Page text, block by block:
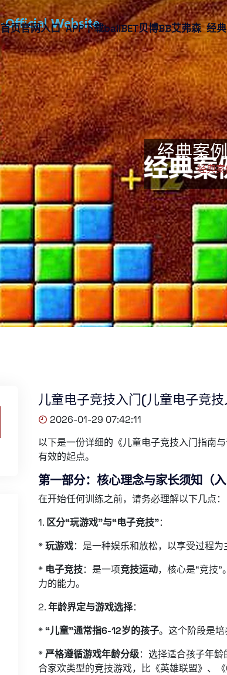
首页官网入口 APP下载ballBET贝博BB艾弗森 经
经典案例
首页- 经典案
儿童电子竞技入门(儿童电子竞
2026-01-29 07:42:11
以下是一份详细的《儿童电子竞技入门指南
有效的起点。
第一部分：核心理念与家长须知（入
在开始任何训练之前，请务必理解以下几点：
1. 区分“玩游戏”与“电子竞技”：
*玩游戏：是一种娱乐和放松，以享受过程为
* 电子竞技：是一项竞技运动，核心是“竞技
力的能力。
2.年龄界定与游戏选择：
*“儿童”通常指6-12岁的孩子。这个阶段是培
* 严格遵循游戏年龄分级：选择适合孩子年
合家欢类型的竞技游戏，比《英雄联盟》、《